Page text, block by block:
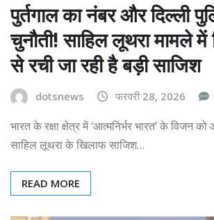
पुर्तगाल का नंबर और दिल्ली
चुनौती! साहिल लूथरा मामले में
से रची जा रही है बड़ी साजिश
dotsnews फरवरी 28, 2026
भारत के रक्षा क्षेत्र में ‘आत्मनिर्भर भारत’ के विजन को
साहिल लूथरा के खिलाफ साजिश…
READ MORE